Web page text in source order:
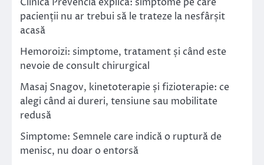
pacienții nu ar trebui să le trateze la nesfârșit
acasă
Hemoroizi: simptome, tratament și când este
nevoie de consult chirurgical
Masaj Snagov, kinetoterapie și fizioterapie: ce
alegi când ai dureri, tensiune sau mobilitate
redusă
Simptome: Semnele care indică o ruptură de
menisc, nu doar o entorsă